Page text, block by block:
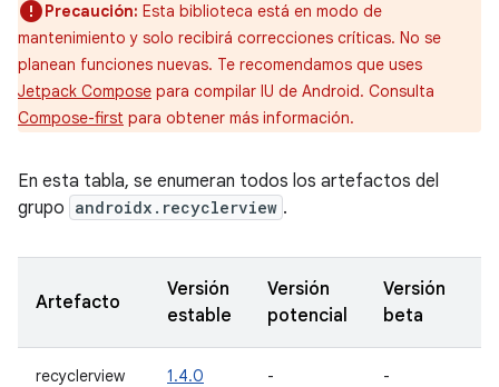
Precaución: Esta biblioteca está en modo de
mantenimiento y solo recibirá correcciones críticas. No se
planean funciones nuevas. Te recomendamos que uses
Jetpack Compose para compilar IU de Android. Consulta
Compose-first para obtener más información.
En esta tabla, se enumeran todos los artefactos del
grupo androidx.recyclerview .
Artefacto
Versión
estable
Versión
potencial
Versión
beta
recyclerview 1.4.0 - -